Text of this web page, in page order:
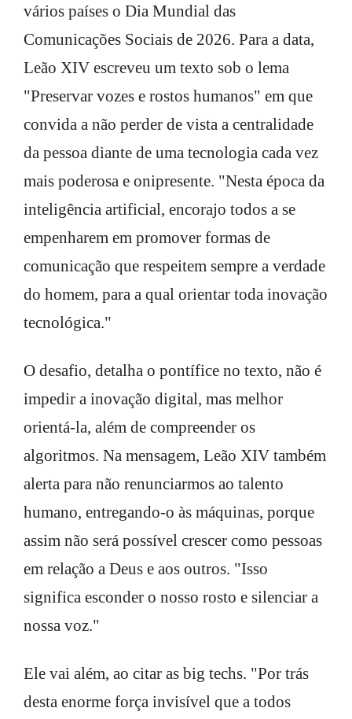
vários países o Dia Mundial das
Comunicações Sociais de 2026. Para a data,
Leão XIV escreveu um texto sob o lema
"Preservar vozes e rostos humanos" em que
convida a não perder de vista a centralidade
da pessoa diante de uma tecnologia cada vez
mais poderosa e onipresente. "Nesta época da
inteligência artificial, encorajo todos a se
empenharem em promover formas de
comunicação que respeitem sempre a verdade
do homem, para a qual orientar toda inovação
tecnológica."
O desafio, detalha o pontífice no texto, não é
impedir a inovação digital, mas melhor
orientá-la, além de compreender os
algoritmos. Na mensagem, Leão XIV também
alerta para não renunciarmos ao talento
humano, entregando-o às máquinas, porque
assim não será possível crescer como pessoas
em relação a Deus e aos outros. "Isso
significa esconder o nosso rosto e silenciar a
nossa voz."
Ele vai além, ao citar as big techs. "Por trás
desta enorme força invisível que a todos